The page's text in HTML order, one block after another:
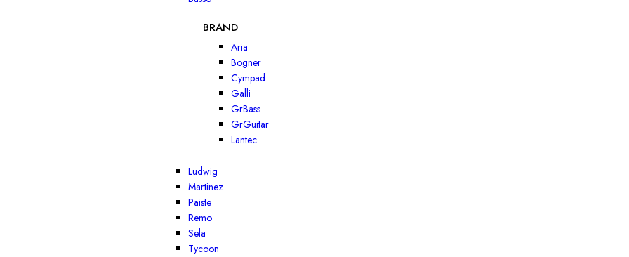
BRAND
Aria
Bogner
Cympad
Galli
GrBass
GrGuitar
Lantec
Ludwig
Martinez
Paiste
Remo
Sela
Tycoon